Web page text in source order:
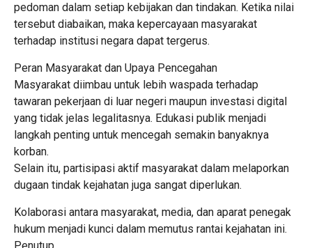
pedoman dalam setiap kebijakan dan tindakan. Ketika nilai
tersebut diabaikan, maka kepercayaan masyarakat
terhadap institusi negara dapat tergerus.
Peran Masyarakat dan Upaya Pencegahan
Masyarakat diimbau untuk lebih waspada terhadap
tawaran pekerjaan di luar negeri maupun investasi digital
yang tidak jelas legalitasnya. Edukasi publik menjadi
langkah penting untuk mencegah semakin banyaknya
korban.
Selain itu, partisipasi aktif masyarakat dalam melaporkan
dugaan tindak kejahatan juga sangat diperlukan.
Kolaborasi antara masyarakat, media, dan aparat penegak
hukum menjadi kunci dalam memutus rantai kejahatan ini.